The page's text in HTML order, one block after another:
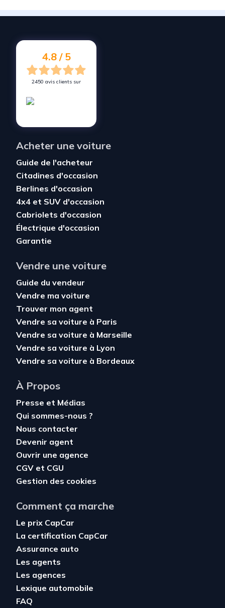
Vendez votre voiture à
4.8 / 5
2450 avis clients sur
Acheter une voiture
Guide de l'acheteur
Citadines d'occasion
Berlines d'occasion
4x4 et SUV d'occasion
Cabriolets d'occasion
Électrique d'occasion
Garantie
Vendre une voiture
Guide du vendeur
Vendre ma voiture
Trouver mon agent
Vendre sa voiture à Paris
Vendre sa voiture à Marseille
Vendre sa voiture à Lyon
Vendre sa voiture à Bordeaux
À Propos
Presse et Médias
Qui sommes-nous ?
Nous contacter
Devenir agent
Ouvrir une agence
CGV et CGU
Gestion des cookies
Comment ça marche
Le prix CapCar
La certification CapCar
Assurance auto
Les agents
Les agences
Lexique automobile
FAQ